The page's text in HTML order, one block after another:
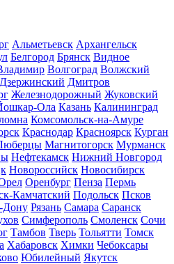
Альметьевск Архангельск
Белгород Брянск Видное
Волгоград Волжский
Дзержинский Дмитров
Железнодорожный Жуковский
Ола Казань Калининград
Комсомольск-на-Амуре
Краснодар Красноярск Курган
Магнитогорск Мурманск
Нефтекамск Нижний Новгород
Новороссийск Новосибирск
Оренбург Пенза Пермь
Камчатский Подольск Псков
Дону Рязань Самара Саранск
Симферополь Смоленск Сочи
Тамбов Тверь Тольятти Томск
Хабаровск Химки Чебоксары
Юбилейный Якутск